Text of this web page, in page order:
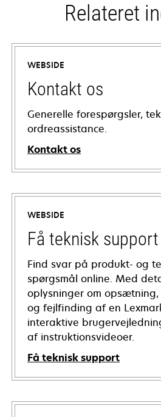
Relateret
WEBSIDE
Kontakt os
Generelle forespørgsler,
ordreassistance.
Kontakt os
WEBSIDE
Få teknisk support
Find svar på produkt- og
spørgsmål online. Med
oplysninger om
og fejlfinding af en
interaktive
af instruktionsvideoer.
Få teknisk support
opens
in